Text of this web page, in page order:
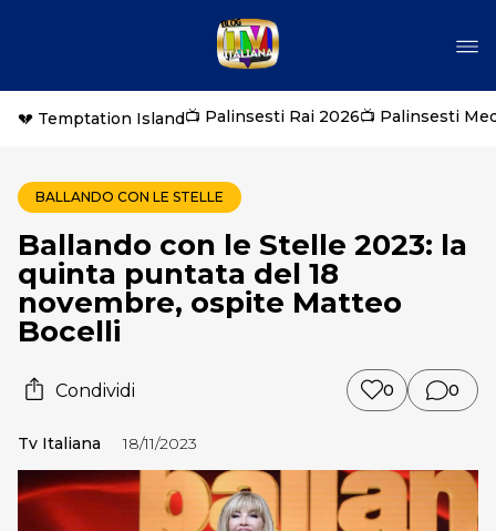
💔 Temptation Island📺 Palinsesti Rai 2026📺 Palinsesti
BALLANDO CON LE STELLE
Ballando con le Stelle 2023: la
quinta puntata del 18
novembre, ospite Matteo
Bocelli
Condividi 0 0
Tv Italiana 18/11/2023